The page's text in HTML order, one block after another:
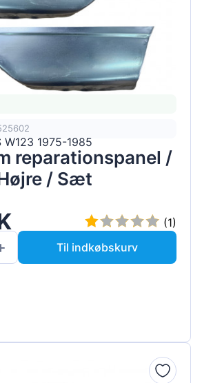
W123 1975-1985
reparationspanel /
/ Sæt
(1)
Til indkøbskurv